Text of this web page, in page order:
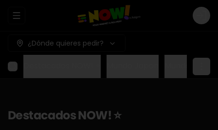
Abrir menu de navegación Login
¿Dónde quieres pedir?
Destacados NOW! ⭐